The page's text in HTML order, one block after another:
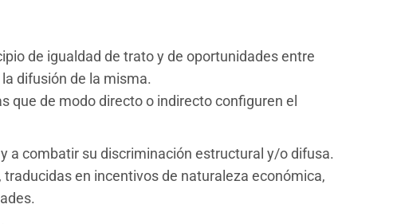
de igualdad de trato y de oportunidades entre
difusión de la misma.
que de modo directo o indirecto configuren el
a combatir su discriminación estructural y/o difusa.
en incentivos de naturaleza económica,